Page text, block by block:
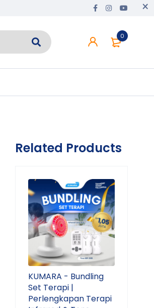
0
Related Products
KUMARA - Bundling
Set Terapi |
Perlengkapan Terapi